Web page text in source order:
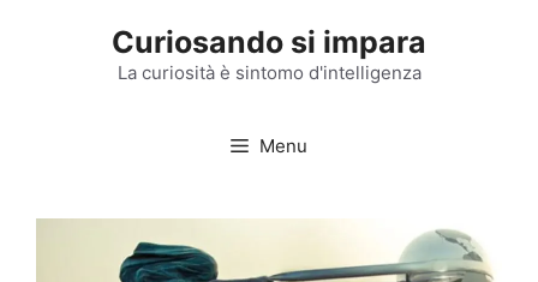
Curiosando si impara
La curiosità è sintomo d'intelligenza
Menu